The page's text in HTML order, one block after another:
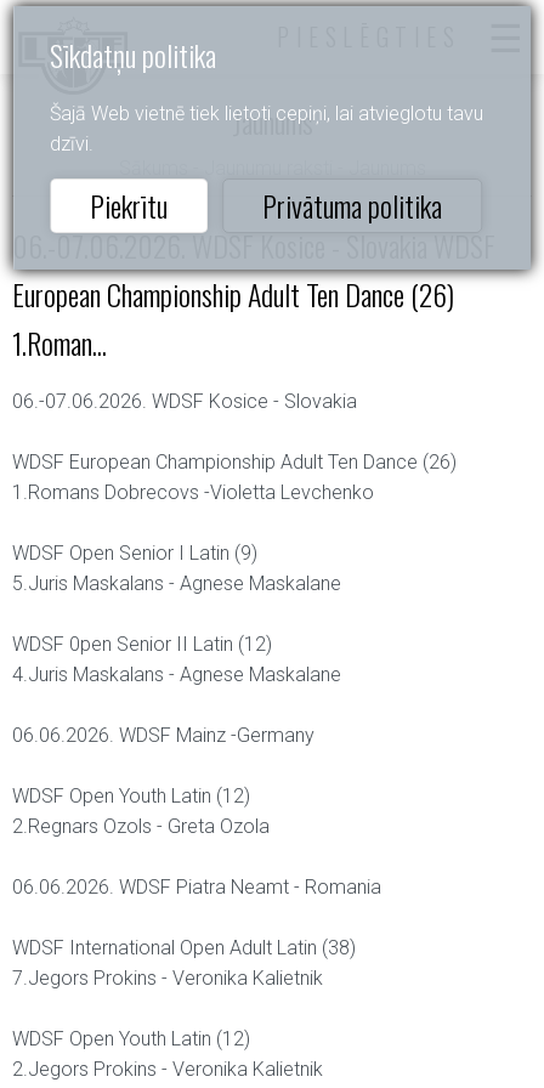
Sīkdatņu politika
Šajā Web vietnē tiek lietoti cepiņi, lai atvieglotu tavu
dzīvi.
Piekrītu Privātuma politika
Jaunums
06.-07.06.2026. WDSF Kosice - Slovakia WDSF
European Championship Adult Ten Dance (26)
1.Roman...
06.-07.06.2026. WDSF Kosice - Slovakia
WDSF European Championship Adult Ten Dance (26)
1.Romans Dobrecovs -Violetta Levchenko
WDSF Open Senior I Latin (9)
5.Juris Maskalans - Agnese Maskalane
WDSF 0pen Senior II Latin (12)
4.Juris Maskalans - Agnese Maskalane
06.06.2026. WDSF Mainz -Germany
WDSF Open Youth Latin (12)
2.Regnars Ozols - Greta Ozola
06.06.2026. WDSF Piatra Neamt - Romania
WDSF International Open Adult Latin (38)
7.Jegors Prokins - Veronika Kalietnik
WDSF Open Youth Latin (12)
2.Jegors Prokins - Veronika Kalietnik